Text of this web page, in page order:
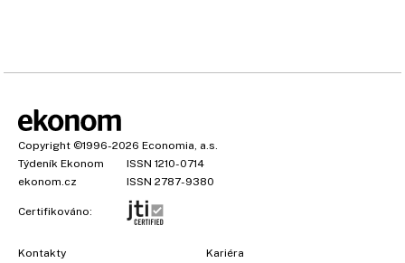
Copyright ©1996-2026 Economia, a.s.
Týdeník Ekonom
ISSN 1210-0714
ekonom.cz
ISSN 2787-9380
Certifikováno:
Kontakty
Kariéra